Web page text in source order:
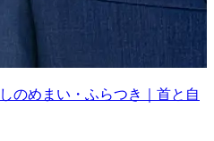
のめまい・ふらつき｜首と自